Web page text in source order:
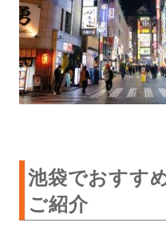
池袋でおすす
ご紹介